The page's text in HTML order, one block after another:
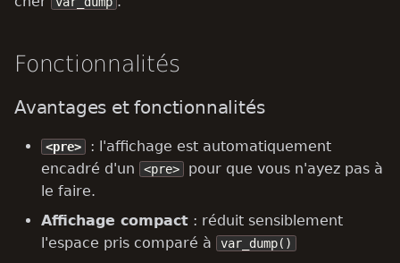
a
e
c
Fonctionnalités
Avantages et fonctionnalités
<pre>
: l'affichage est automatiquement
encadré d'un
<pre>
pour que vous n'ayez pas à
le faire.
Affichage compact : réduit sensiblement
l'espace pris comparé à
var_dump()